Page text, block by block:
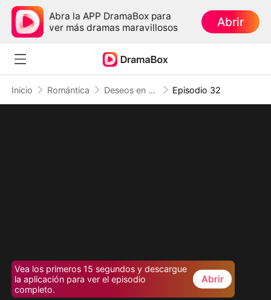
Abra la APP DramaBox para
ver más dramas maravillosos
Abrir
Inicio Romántica Deseos en el Fuego Episodio 32
Vea los primeros 15 segundos y descargue
la aplicación para ver el episodio
completo.
Abrir